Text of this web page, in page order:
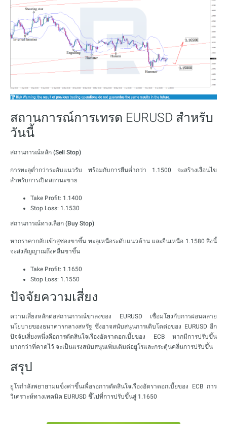
สถานการณ์การเทรด EURUSD สำหรับ
วันนี้
สถานการณ์หลัก (Sell Stop)
การทะลุต่ำกว่าระดับแนวรับ พร้อมกับการยืนต่ำกว่า 1.1500 จะสร้างเงื่อนไข
สำหรับการเปิดสถานะขาย
Take Profit: 1.1400
Stop Loss: 1.1530
สถานการณ์ทางเลือก (Buy Stop)
หากราคากลับเข้าสู่ช่องขาขึ้น ทะลุเหนือระดับแนวต้าน และยืนเหนือ 1.1580 สิ่งนี้
จะส่งสัญญาณถึงคลื่นขาขึ้น
Take Profit: 1.1650
Stop Loss: 1.1550
ปัจจัยความเสี่ยง
ความเสี่ยงหลักต่อสถานการณ์ขาลงของ EURUSD เชื่อมโยงกับการผ่อนคลาย
นโยบายของธนาคารกลางสหรัฐ ซึ่งอาจสนับสนุนการเติบโตต่อของ EURUSD อีก
ปัจจัยเสี่ยงหนึ่งคือการตัดสินใจเรื่องอัตราดอกเบี้ยของ ECB หากมีการปรับขึ้น
มากกว่าที่คาดไว้ จะเป็นแรงสนับสนุนเพิ่มเติมต่อยูโรและกระตุ้นคลื่นการปรับขึ้น
สรุป
ยูโรกำลังพยายามแข็งค่าขึ้นเพื่อรอการตัดสินใจเรื่องอัตราดอกเบี้ยของ ECB การ
วิเคราะห์ทางเทคนิค EURUSD ชี้ไปที่การปรับขึ้นสู่ 1.1650